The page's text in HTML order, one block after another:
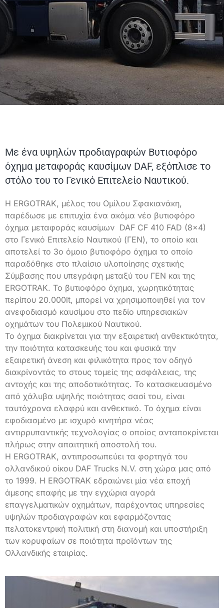
Με ένα υψηλών προδιαγραφών Βυτιοφόρο
όχημα μεταφοράς καυσίμων DAF, εξόπλισε το
στόλο του το Γενικό Επιτελείο Ναυτικού.
Η ERGOTRAK, μέλος του Ομίλου Σφακιανάκη,
παρέδωσε με επιτυχία ένα ακόμα νέο βυτιοφόρο
όχημα μεταφοράς καυσίμων DAF CF 410 FAD (8×4)
στο Γενικό Επιτελείο Ναυτικού (ΓΕΝ), το οποίο και
αποτελεί το 3ο όμοιο βυτιοφόρο όχημα το οποίο
παραδόθηκε στο πλαίσιο υλοποίησης σχετικής
Σύμβασης που υπεγράφη μεταξύ του ΓΕΝ και της
ERGOTRAK. Το βυτιοφόρο όχημα, χωρητικότητας
περίπου 20.000lt, μπορεί να χρησιμοποιηθεί για τον
ανεφοδιασμό καυσίμου στο πεδίο υπηρεσιακών
οχημάτων του Πολεμικού Ναυτικού.
Το όχημα διακρίνεται για την εξαιρετική ανθεκτικότητα,
την ποιότητα κατασκευής του και φυσικά την
εξαιρετική άνεση και φιλικότητα προς τον οδηγό
διακρίνοντάς το στους τομείς της ασφάλειας, της
αντοχής και της αποδοτικότητας. Το κατασκευασμένο
από χάλυβα υψηλής ποιότητας σασί του, είναι
ταυτόχρονα ελαφρύ και ανθεκτικό. Το όχημα είναι
εφοδιασμένο με ισχυρό κινητήρα νέας
αντιρρυπαντικής τεχνολογίας ο οποίος ανταποκρίνεται
πλήρως στην απαιτητική αποστολή του.
Η ERGOTRAK, αντιπροσωπεύει τα φορτηγά του
ολλανδικού οίκου DAF Trucks N.V. στη χώρα μας από
το 1999. Η ERGOTRAK εδραιώνει μία νέα εποχή
άμεσης επαφής με την εγχώρια αγορά
επαγγελματικών οχημάτων, παρέχοντας υπηρεσίες
υψηλών προδιαγραφών και εφαρμόζοντας
πελατοκεντρική πολιτική στη διανομή και υποστήριξη
των κορυφαίων σε ποιότητα προϊόντων της
Ολλανδικής εταιρίας.